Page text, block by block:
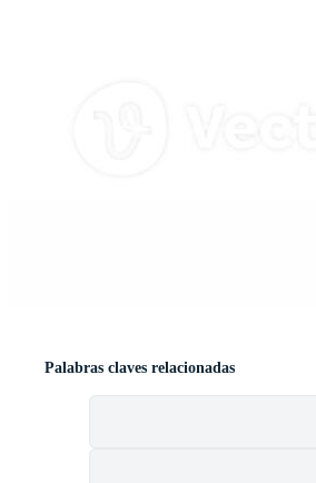
Palabras claves relacionadas